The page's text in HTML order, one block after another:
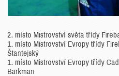
2. místo Mistrovství světa třídy
1. místo Mistrovství Evropy třídy
Štantejský
1. místo Mistrovství Evropy třídy
Barkman